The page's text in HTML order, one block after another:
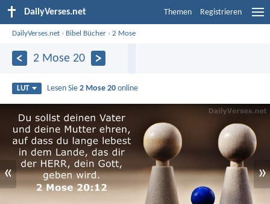
DailyVerses.net Themen Registrieren
DailyVerses.net › Bibel Bücher ›2 Mose
2 Mose 20
LUT Lesen Sie2 Mose 20 online
« »